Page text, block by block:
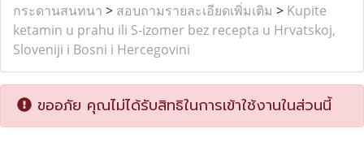
กระดานสนทนา > สอบถามรายละเอียดเพิ่มเติม > Kupite
ketamin u prahu ili S-izomer bez recepta u Hrvatskoj,
Sloveniji i Bosni i Hercegovini
ขออภัย คุณไม่ได้รับสิทธิในการเข้าใช้งานในส่วนนี้